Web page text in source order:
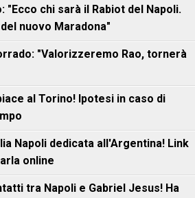
"Ecco chi sarà il Rabiot del Napoli.
nuovo Maradona"
"Valorizzeremo Rao, tornerà
al Torino! Ipotesi in caso di
Napoli dedicata all'Argentina! Link
online
tra Napoli e Gabriel Jesus! Ha